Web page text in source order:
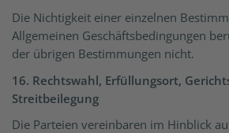
Die Nichtigkeit einer einzelnen
Allgemeinen Geschäftsbedingungen
der übrigen Bestimmungen nicht.
16. Rechtswahl, Erfüllungsort,
Streitbeilegung
Die Parteien vereinbaren im Hinblick